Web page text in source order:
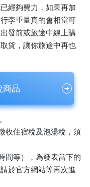
經夠費力，如果再加
李重量真的會相當可
發前或旅途中線上購
貨，讓你旅途中再也
商品
收住宿稅及泡湯稅，須
間等），為發表當下的
於官方網站等再次進